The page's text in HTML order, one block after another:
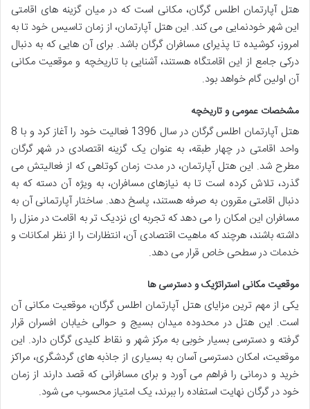
هتل آپارتمان اطلس گرگان، مکانی است که در میان گزینه های اقامتی
این شهر خودنمایی می کند. این هتل آپارتمان، از زمان تاسیس خود تا به
امروز، کوشیده تا پذیرای مسافران گرگان باشد. برای آن هایی که به دنبال
درکی جامع از این اقامتگاه هستند، آشنایی با تاریخچه و موقعیت مکانی
آن اولین گام خواهد بود.
مشخصات عمومی و تاریخچه
هتل آپارتمان اطلس گرگان در سال 1396 فعالیت خود را آغاز کرد و با 8
واحد اقامتی در چهار طبقه، به عنوان یک گزینه اقتصادی در شهر گرگان
مطرح شد. این هتل آپارتمان، در مدت زمان کوتاهی که از فعالیتش می
گذرد، تلاش کرده است تا به نیازهای مسافران، به ویژه آن دسته که به
دنبال اقامتی مقرون به صرفه هستند، پاسخ دهد. ساختار آپارتمانی آن به
مسافران این امکان را می دهد که تجربه ای نزدیک تر به اقامت در منزل را
داشته باشند، هرچند که ماهیت اقتصادی آن، انتظارات را از نظر امکانات و
خدمات در سطحی خاص قرار می دهد.
موقعیت مکانی استراتژیک و دسترسی ها
یکی از مهم ترین مزایای هتل آپارتمان اطلس گرگان، موقعیت مکانی آن
است. این هتل در محدوده میدان بسیج و حوالی خیابان افسران قرار
گرفته و دسترسی بسیار خوبی به مرکز شهر و نقاط کلیدی گرگان دارد. این
موقعیت، امکان دسترسی آسان به بسیاری از جاذبه های گردشگری، مراکز
خرید و درمانی را فراهم می آورد و برای مسافرانی که قصد دارند از زمان
خود در گرگان نهایت استفاده را ببرند، یک امتیاز محسوب می شود.